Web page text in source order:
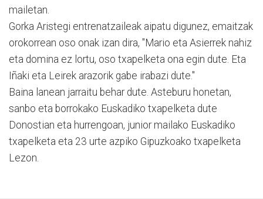
mailetan.
Gorka Aristegi entrenatzaileak aipatu digunez, emaitzak
orokorrean oso onak izan dira, "Mario eta Asierrek nahiz
eta domina ez lortu, oso txapelketa ona egin dute. Eta
Iñaki eta Leirek arazorik gabe irabazi dute."
Baina lanean jarraitu behar dute. Asteburu honetan,
sanbo eta borrokako Euskadiko txapelketa dute
Donostian eta hurrengoan, junior mailako Euskadiko
txapelketa eta 23 urte azpiko Gipuzkoako txapelketa
Lezon.